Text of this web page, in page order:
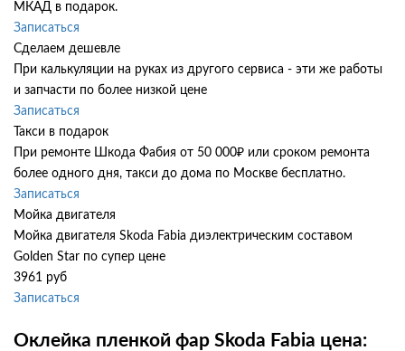
МКАД в подарок.
Записаться
Сделаем дешевле
При калькуляции на руках из другого сервиса - эти же работы
и запчасти по более низкой цене
Записаться
Такси в подарок
При ремонте Шкода Фабия от 50 000₽ или сроком ремонта
более одного дня, такси до дома по Москве бесплатно.
Записаться
Мойка двигателя
Мойка двигателя Skoda Fabia диэлектрическим составом
Golden Star по супер цене
3961 руб
Записаться
Оклейка пленкой фар Skoda Fabia цена: